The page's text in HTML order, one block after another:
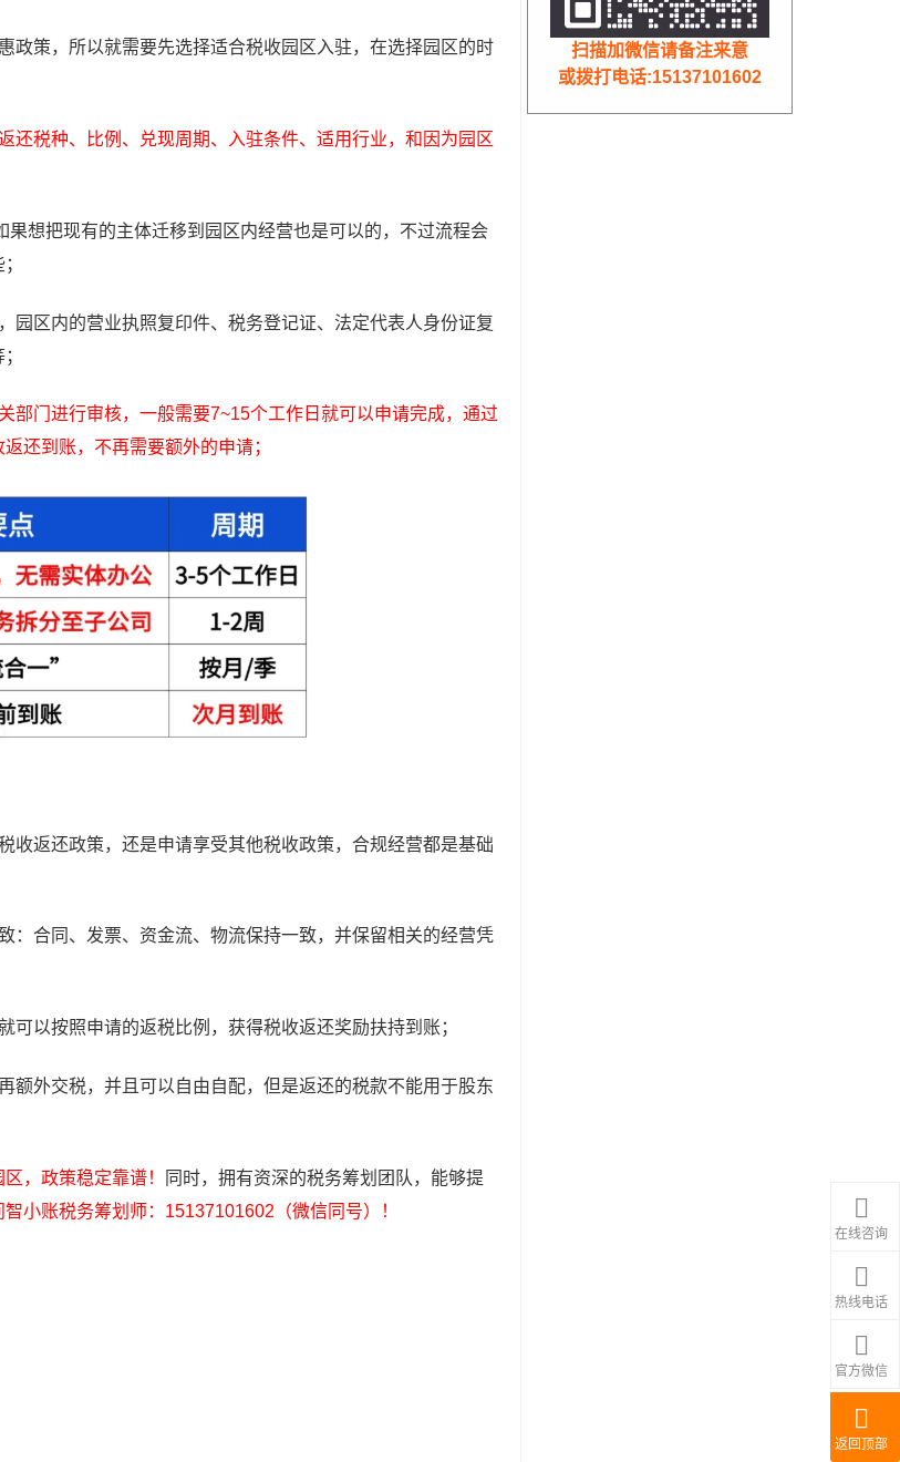
政策，所以就需要先选择适合税收园区入驻，在选择园区的时
还税种、比例、兑现周期、入驻条件、适用行业，和因为园区
果想把现有的主体迁移到园区内经营也是可以的，不过流程会
园区内的营业执照复印件、税务登记证、法定代表人身份证复
部门进行审核，一般需要7~15个工作日就可以申请完成，通过
还到账，不再需要额外的申请；
收返还政策，还是申请享受其他税收政策，合规经营都是基础
： 合同、发票、资金流、物流保持一致，并保留相关的经营凭
以按照申请的返税比例，获得税收返还奖励扶持到账；
额外交税，并且可以自由自配，但是返还的税款不能用于股东
，政策稳定靠谱！
同时，拥有资深的税务筹划团队，能够提
小账税务筹划师：15137101602（微信同号）！
在线咨询
热线电话
官方微信
返回顶部
扫描加微信请备注来意
或拨打电话:15137101602